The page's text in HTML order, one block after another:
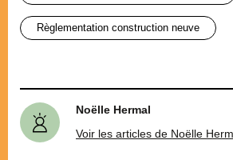
règlementation construction neuve
Noëlle Hermal
Voir les articles de Noëlle